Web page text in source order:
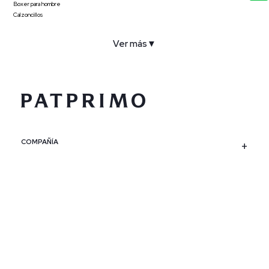
Boxer para hombre
Calzoncillos
Ver más ▼
COMPAÑÍA